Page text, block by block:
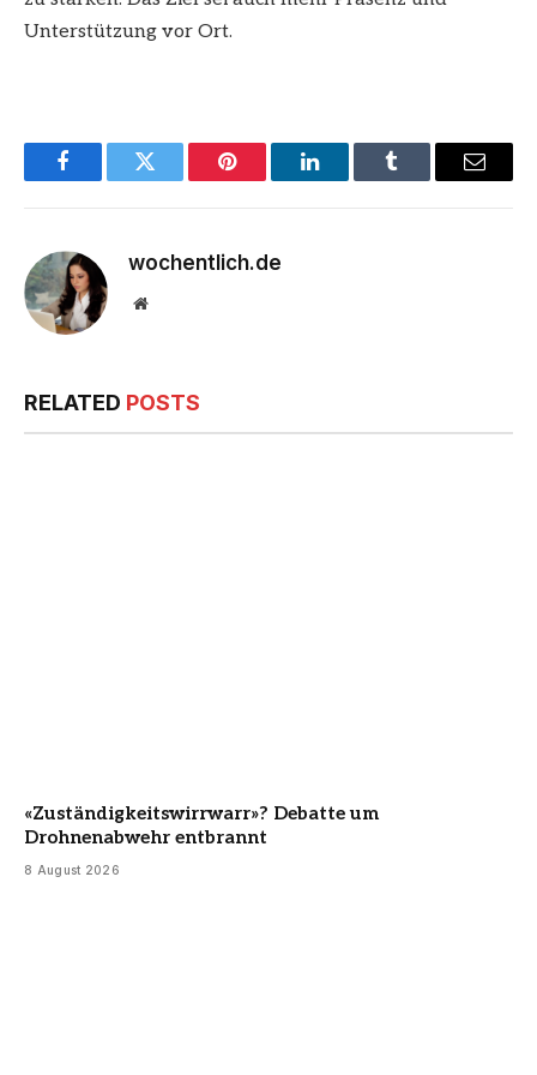
Unterstützung vor Ort.
FacebookTwitter Pinterest LinkedInTumblr Email
wochentlich.de
Website
RELATED POSTS
«Zuständigkeitswirrwarr»? Debatte um
Drohnenabwehr entbrannt
8 August 2026